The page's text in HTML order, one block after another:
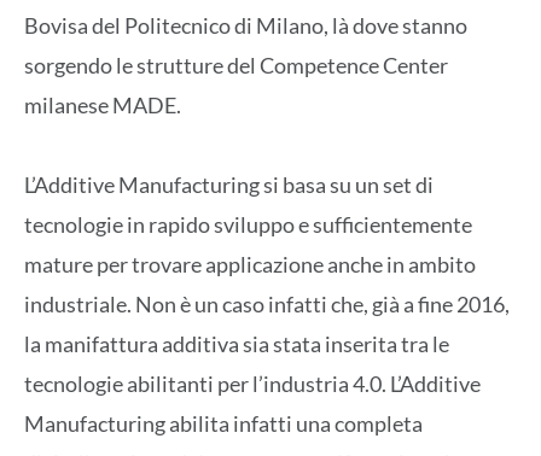
Bovisa del Politecnico di Milano, là dove stanno
sorgendo le strutture del Competence Center
milanese MADE.
L’Additive Manufacturing si basa su un set di
tecnologie in rapido sviluppo e sufficientemente
mature per trovare applicazione anche in ambito
industriale. Non è un caso infatti che, già a fine 2016,
la manifattura additiva sia stata inserita tra le
tecnologie abilitanti per l’industria 4.0. L’Additive
Manufacturing abilita infatti una completa